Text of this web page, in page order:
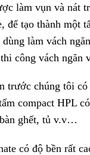
làm vụn và nát
để tạo thành một
làm vách
công vách ngăn
trước chúng tôi
compact HPL
ghết, tủ v.v…
có độ bền rất